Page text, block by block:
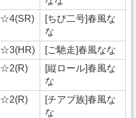
☆4(SR)
[ちび二号]春風な
な
☆3(HR)
[ご馳走]春風なな
☆2(R)
[縦ロール]春風な
な
☆2(R)
[チアブ族]春風な
な